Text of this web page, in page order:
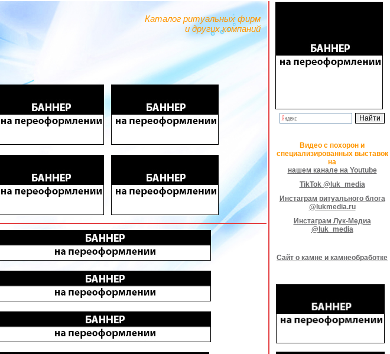
Каталог ритуальных фирм
и других компаний
Видео с похорон и
специализированных выставок
на
нашем канале на Youtube
TikTok @luk_media
Инстаграм ритуального блога
@lukmedia.ru
Инстаграм Лук-Медиа
@luk_media
Сайт о камне и камнеобработке